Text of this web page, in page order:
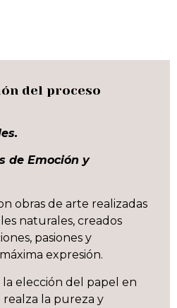
del proceso
de Emoción y
obras de arte realizadas
naturales, creados
pasiones y
expresión.
elección del papel en
la pureza y